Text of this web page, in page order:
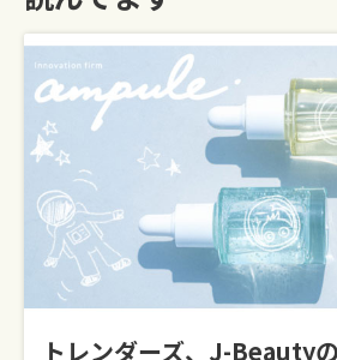
トレンダーズ、J-Beauty